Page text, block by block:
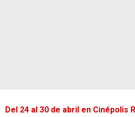
Del 24 al 30 de abril en Cinépolis